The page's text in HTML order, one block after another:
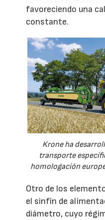
favoreciendo una
constante.
Krone ha
transporte
homologación
Otro de los
el sinfín de
diámetro, cuyo